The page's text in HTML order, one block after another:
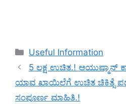
Categories
Useful Information
5 ಲಕ್ಷ ಉಚಿತ.! ಆಯುಷ್ಮಾನ್
ಯಾವ ಖಾಯಿಲೆಗೆ ಉಚಿತ ಚಿಕಿತ್ಸೆ
ಸಂಪೂರ್ಣ ಮಾಹಿತಿ.!